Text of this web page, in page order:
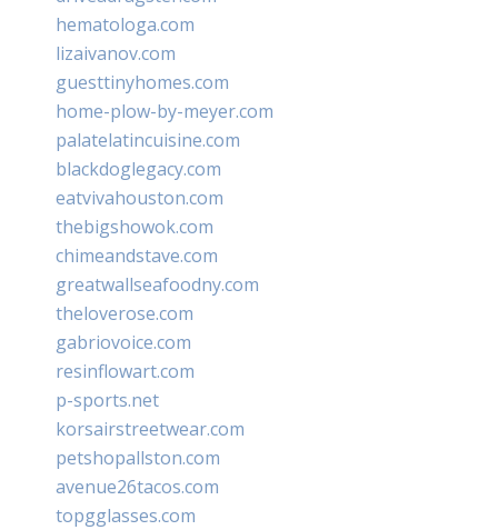
hematologa.com
lizaivanov.com
guesttinyhomes.com
home-plow-by-meyer.com
palatelatincuisine.com
blackdoglegacy.com
eatvivahouston.com
thebigshowok.com
chimeandstave.com
greatwallseafoodny.com
theloverose.com
gabriovoice.com
resinflowart.com
p-sports.net
korsairstreetwear.com
petshopallston.com
avenue26tacos.com
topgglasses.com